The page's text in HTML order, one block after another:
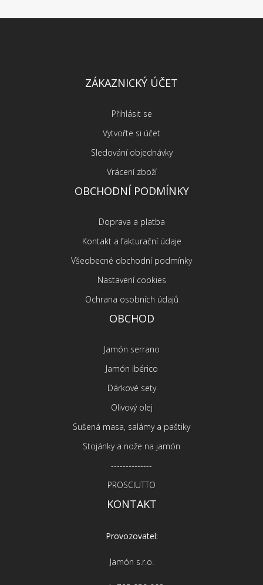
ZÁKAZNICKÝ ÚČET
Přihlásit se
Vytvořte si účet
Sledování objednávky
Vrácení zboží
OBCHODNÍ PODMÍNKY
Doprava a platba
Kontakt a fakturační údaje
Všeobecné obchodní podmínky
Nastavení cookies
Ochrana osobních údajů
OBCHOD
Jamón serrano
Jamón ibérico
Dárkové sety
Olivový olej
Sušená masa, salámy a paštiky
Stojánky a nože na jamón
--------------
PROSCIUTTO
KONTAKT
Provozovatel:
Jamón s.r.o.